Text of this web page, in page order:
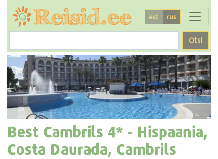
est rus
Otsi
Best Cambrils 4* - Hispaania,
Costa Daurada, Cambrils